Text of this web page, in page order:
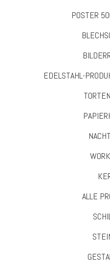
POSTER
EDELSTAHL-
ALLE